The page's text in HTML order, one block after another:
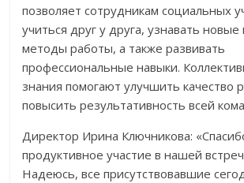
позволяет сотрудникам социальных
учиться друг у друга, узнавать
методы работы, а также развивать
профессиональные навыки.
знания помогают улучшить качество
повысить результативность всей
Директор Ирина Ключникова:
продуктивное участие в нашей
Надеюсь, все присутствовавшие